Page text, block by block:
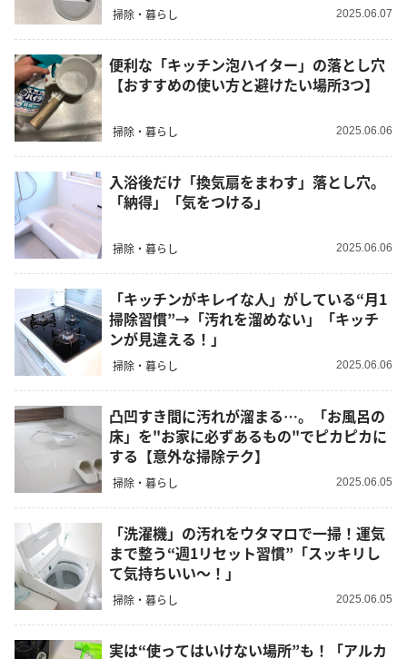
掃除・暮らし 2025.06.07
便利な「キッチン泡ハイター」の落とし穴
【おすすめの使い方と避けたい場所3つ】
掃除・暮らし 2025.06.06
入浴後だけ「換気扇をまわす」落とし穴。
「納得」「気をつける」
掃除・暮らし 2025.06.06
「キッチンがキレイな人」がしている“月1
掃除習慣”→「汚れを溜めない」「キッチ
ンが見違える！」
掃除・暮らし 2025.06.06
凸凹すき間に汚れが溜まる…。「お風呂の
床」を"お家に必ずあるもの"でピカピカに
する【意外な掃除テク】
掃除・暮らし 2025.06.05
「洗濯機」の汚れをウタマロで一掃！運気
まで整う“週1リセット習慣”「スッキリし
て気持ちいい〜！」
掃除・暮らし 2025.06.05
実は“使ってはいけない場所”も！「アルカ